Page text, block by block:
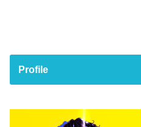
Profile